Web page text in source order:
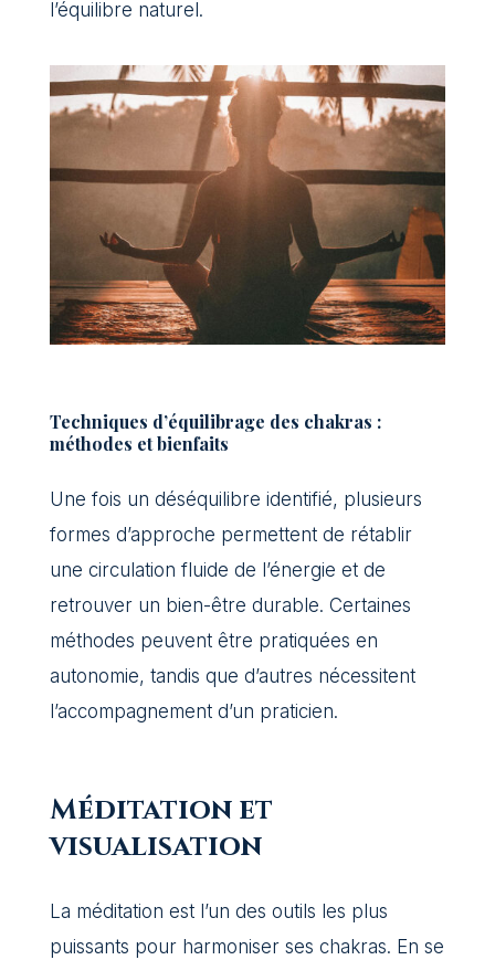
l’équilibre naturel.
Techniques d’équilibrage des chakras :
méthodes et bienfaits
Une fois un déséquilibre identifié, plusieurs
formes d’approche permettent de rétablir
une circulation fluide de l’énergie et de
retrouver un bien-être durable. Certaines
méthodes peuvent être pratiquées en
autonomie, tandis que d’autres nécessitent
l’accompagnement d’un praticien.
Méditation et
visualisation
La méditation est l’un des outils les plus
puissants pour harmoniser ses chakras. En se